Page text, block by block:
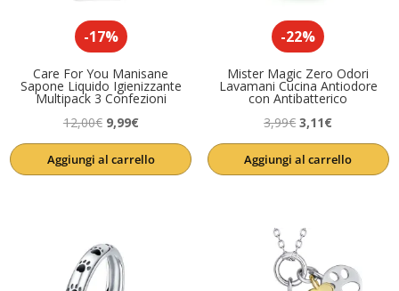
-17%
Care For You Manisane
Sapone Liquido Igienizzante
Multipack 3 Confezioni
12,00€ Il
prezzo
originale
9,99€Il
prezzo
attuale
Aggiungi al carrello
-22%
Mister Magic Zero Odori
Lavamani Cucina Antiodore
con Antibatterico
3,99€ Il
prezzo
originale
3,11€Il
prezzo
attuale
Aggiungi al carrello